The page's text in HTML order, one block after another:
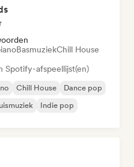
BasmuziekChill House
Spotify-afspeellijst(en)
Chill House
Dance pop
Indie pop